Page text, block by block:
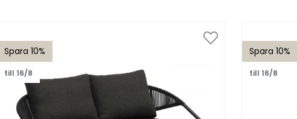
Spara 10%
till 16/8
Spara 10%
till 16/8